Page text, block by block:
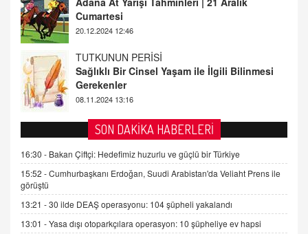
Gerekenler
08.11.2024 13:16
FARUK ÖNALAN
Tezkere Onaylanmasaydı…
2 Kasım 2021 Salı 00:11
AV. DOĞAN CAN DOĞAN
Kişisel verilerin korunması ve dijital hukukun
gelişimi
15.09.2025 16:17
SEHER EREK
Kış Ayları Geldi, Hangi Önlemler Alınmalı?
9.12.2025 10:11
SON DAKİKA HABERLERİ
16:30 - Bakan Çiftçi: Hedefimiz huzurlu ve güçlü bir Türkiye
15:52 -Cumhurbaşkanı Erdoğan, Suudi Arabistan'da Veliaht Prens ile
görüştü
13:21 -30 ilde DEAŞ operasyonu: 104 şüpheli yakalandı
13:01 -Yasa dışı otoparkçılara operasyon: 10 şüpheliye ev hapsi